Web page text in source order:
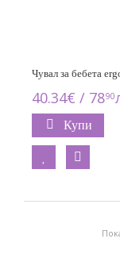
Чувал за бебета
40.34€ / 7890
Купи